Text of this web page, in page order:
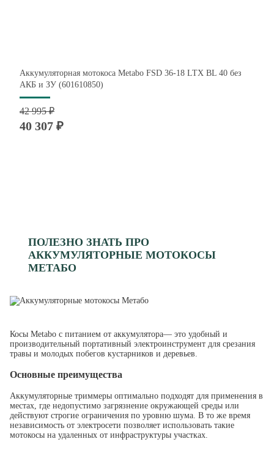
Аккумуляторная мотокоса Metabo FSD 36-18 LTX BL 40 без
АКБ и ЗУ (601610850)
42 995 ₽
40 307 ₽
ПОЛЕЗНО ЗНАТЬ ПРО
АККУМУЛЯТОРНЫЕ МОТОКОСЫ
МЕТАБО
Косы Metabo с питанием от аккумулятора— это удобный и
производительный портативный электроинструмент для срезания
травы и молодых побегов кустарников и деревьев.
Основные преимущества
Аккумуляторные триммеры оптимально подходят для применения в
местах, где недопустимо загрязнение окружающей среды или
действуют строгие ограничения по уровню шума. В то же время
независимость от электросети позволяет использовать такие
мотокосы на удаленных от инфраструктуры участках.